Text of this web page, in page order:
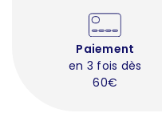
Paiement
en 3 fois dès
60€